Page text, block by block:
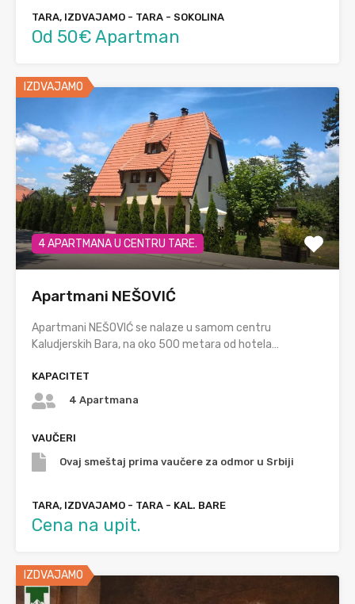
TARA, IZDVAJAMO - TARA - SOKOLINA
Od 50€ Apartman
IZDVAJAMO
4 APARTMANA U CENTRU TARE.
Apartmani NEŠOVIĆ
Apartmani NEŠOVIĆ se nalaze u samom centru
Kaludjerskih Bara, na oko 500 metara od hotela…
KAPACITET
4 Apartmana
VAUČERI
Ovaj smeštaj prima vaučere za odmor u Srbiji
TARA, IZDVAJAMO - TARA - KAL. BARE
Cena na upit.
IZDVAJAMO